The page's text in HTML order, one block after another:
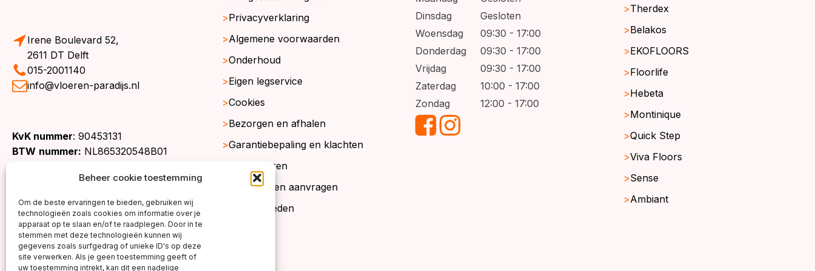
Beheer cookie toestemming
Om de beste ervaringen te bieden, gebruiken wij
technologieën zoals cookies om informatie over je
apparaat op te slaan en/of te raadplegen. Door in te
stemmen met deze technologieën kunnen wij
gegevens zoals surfgedrag of unieke ID's op deze
site verwerken. Als je geen toestemming geeft of
uw toestemming intrekt, kan dit een nadelige
Irene Boulevard 52,
2611 DT Delft
015-2001140
info@vloeren-paradijs.nl
KvK nummer: 90453131
BTW nummer: NL865320548B01
Privacyverklaring
Algemene voorwaarden
Onderhoud
Eigen legservice
Cookies
Bezorgen en afhalen
Garantiebepaling en klachten
Retourneren
Gratis stalen aanvragen
Werkgebieden
Dinsdag
Gesloten
Woensdag
09:30 - 17:00
Donderdag
09:30 - 17:00
Vrijdag
09:30 - 17:00
Zaterdag
10:00 - 17:00
Zondag
12:00 - 17:00
Therdex
Belakos
EKOFLOORS
Floorlife
Hebeta
Montinique
Quick Step
Viva Floors
Sense
Ambiant